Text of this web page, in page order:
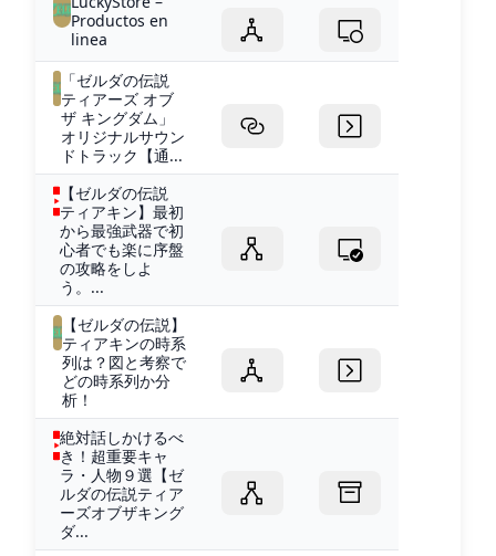
Productos en
linea
「ゼルダの伝説
ティアーズ オブ
ザ キングダム」
オリジナルサウン
ドトラック【通...
【ゼルダの伝説
ティアキン】最初
から最強武器で初
心者でも楽に序盤
の攻略をしよ
う。...
【ゼルダの伝説】
ティアキンの時系
列は？図と考察で
どの時系列か分
析！
絶対話しかけるべ
き！超重要キャ
ラ・人物９選【ゼ
ルダの伝説ティア
ーズオブザキング
ダ...